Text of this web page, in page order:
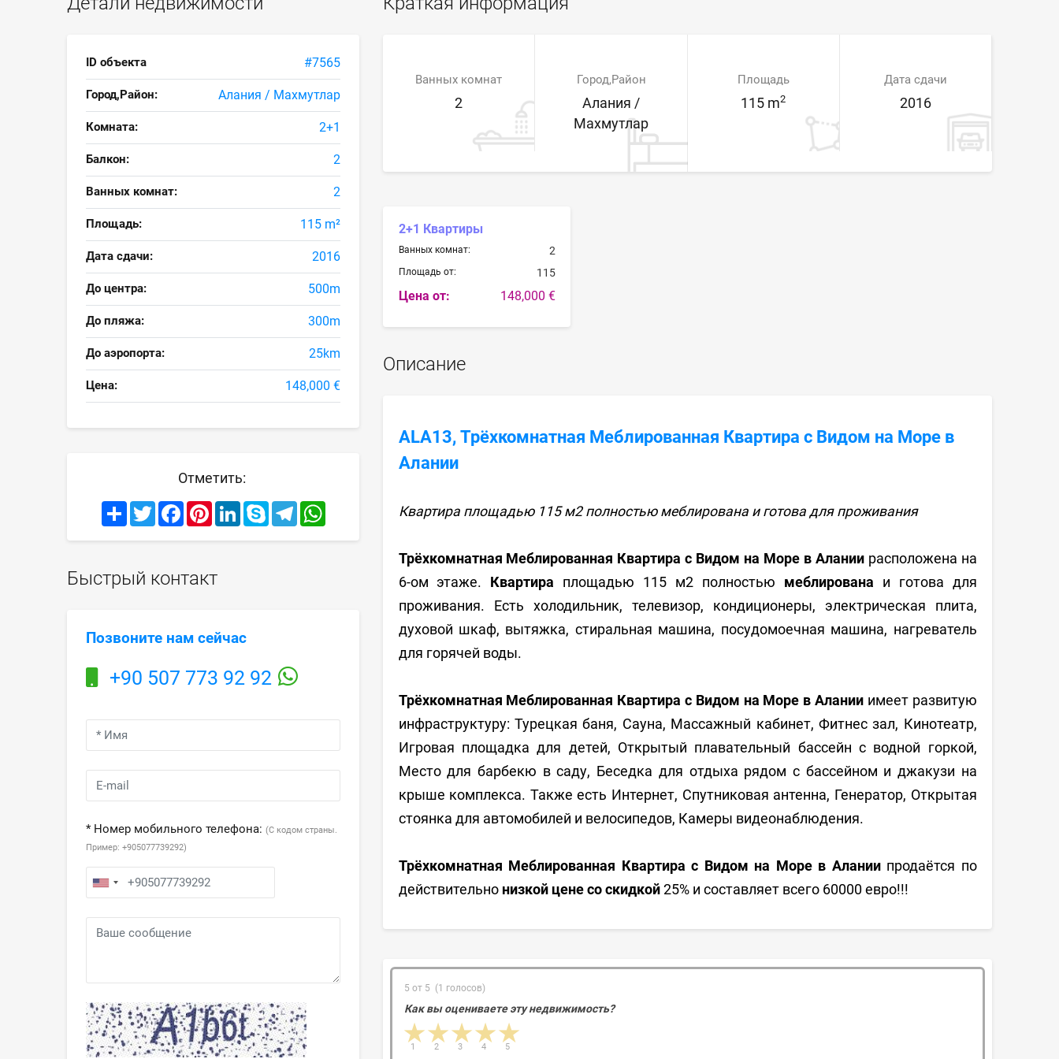
ID объекта #7565
Город,Район: Алания / Махмутлар
Комната: 2+1
Балкон: 2
Ванных комнат: 2
Площадь: 115 m²
Дата сдачи: 2016
До центра: 500m
До пляжа: 300m
До аэропорта: 25km
Цена: 148,000 €
Отметить:
ShareTwitterFacebookPinterestLinkedInSkypeTelegramWhatsApp
Быстрый контакт
Позвоните нам сейчас
+90 507 773 92 92
* Номер мобильного телефона: (С кодом страны.
Пример: +905077739292)
Ванных комнат
2
Город,Район
Алания /
Махмутлар
Площадь
115 m2
Дата сдачи
2016
2+1 Квартиры
Ванных комнат: 2
Площадь от: 115
Цена от: 148,000 €
Описание
ALA13, Трёхкомнатная Меблированная Квартира с Видом на Море в
Алании
Квартира площадью 115 м2 полностью меблирована и готова для проживания
Трёхкомнатная Меблированная Квартира с Видом на Море в Аланиирасположена на
6-ом этаже. Квартира площадью 115 м2 полностью меблирована и готова для
проживания. Есть холодильник, телевизор, кондиционеры, электрическая плита,
духовой шкаф, вытяжка, стиральная машина, посудомоечная машина, нагреватель
для горячей воды.
Трёхкомнатная Меблированная Квартира с Видом на Море в Алании имеет развитую
инфраструктуру: Турецкая баня, Сауна, Массажный кабинет, Фитнес зал, Кинотеатр,
Игровая площадка для детей, Открытый плавательный бассейн с водной горкой,
Место для барбекю в саду, Беседка для отдыха рядом с бассейном и джакузи на
крыше комплекса. Также есть Интернет, Спутниковая антенна, Генератор, Открытая
стоянка для автомобилей и велосипедов, Камеры видеонаблюдения.
Трёхкомнатная Меблированная Квартира с Видом на Море в Аланиипродаётся по
действительно низкой цене со скидкой25% и составляет всего 60000 евро!!!
5 от 5 (1 голосов)
Как вы оцениваете эту недвижимость?
4 stars
3 stars
2 stars
1 star 5
4
3
2
1